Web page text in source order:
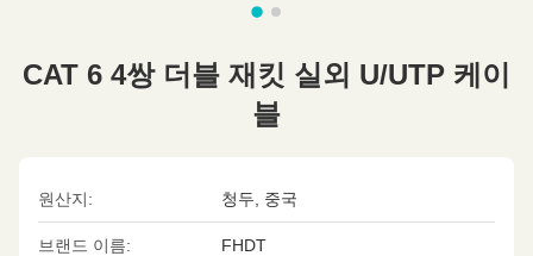
CAT 6 4쌍 더블 재킷 실외 U/UTP 케이
블
원산지: 청두, 중국
브랜드 이름: FHDT